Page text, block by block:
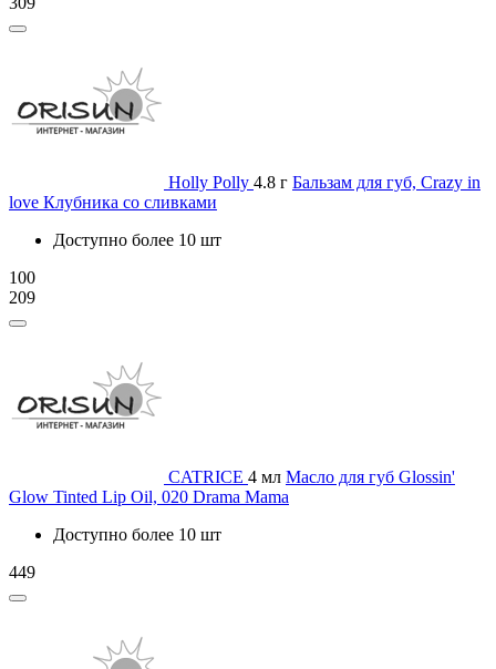
Holly Polly 4.8 г Бальзам для губ, Crazy in
love Клубника со сливками
Доступно более 10 шт
100
209
CATRICE 4 мл Масло для губ Glossin'
Glow Tinted Lip Oil, 020 Drama Mama
Доступно более 10 шт
449